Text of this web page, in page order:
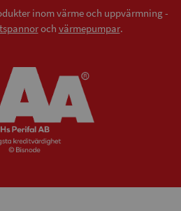
inom värme och uppvärmning -
och värmepumpar.